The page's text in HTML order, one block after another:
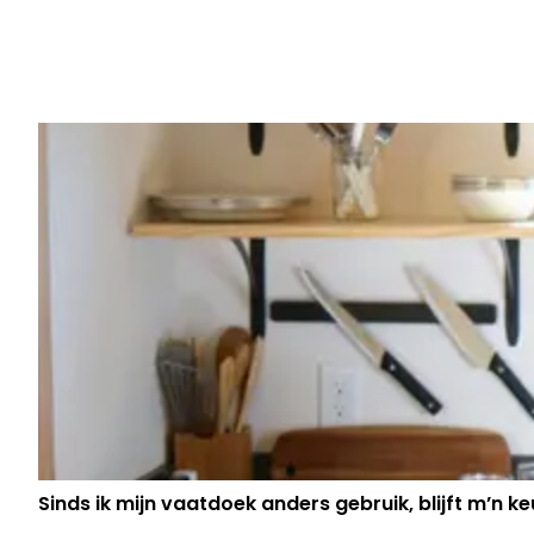
NAAR SPOED"
Sinds ik mijn vaatdoek anders gebruik, blijft m’n